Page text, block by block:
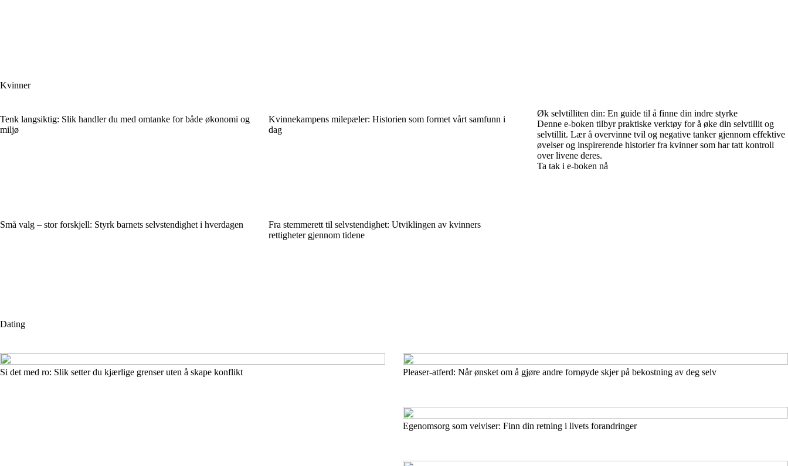
Kvinner
Tenk langsiktig: Slik handler du med omtanke for både økonomi og
miljø
Små valg – stor forskjell: Styrk barnets selvstendighet i hverdagen
Kvinnekampens milepæler: Historien som formet vårt samfunn i
dag
Fra stemmerett til selvstendighet: Utviklingen av kvinners
rettigheter gjennom tidene
Øk selvtilliten din: En guide til å finne din indre styrke
Denne e-boken tilbyr praktiske verktøy for å øke din selvtillit og
selvtillit. Lær å overvinne tvil og negative tanker gjennom effektive
øvelser og inspirerende historier fra kvinner som har tatt kontroll
over livene deres.
Ta tak i e-boken nå
Dating
Si det med ro: Slik setter du kjærlige grenser uten å skape konflikt Pleaser-atferd: Når ønsket om å gjøre andre fornøyde skjer på bekostning av deg selv
Egenomsorg som veiviser: Finn din retning i livets forandringer